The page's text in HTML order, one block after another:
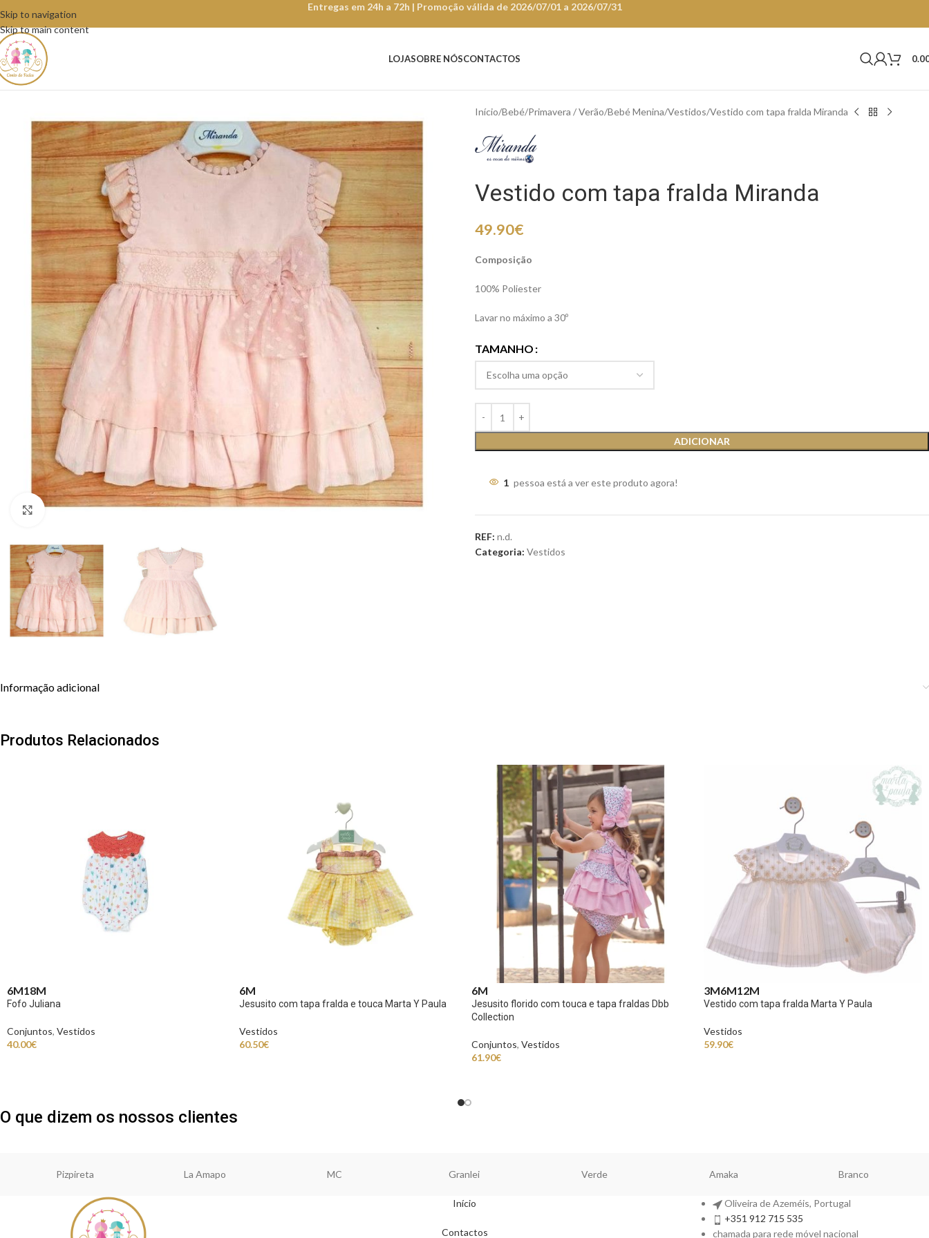
Skip to navigation
Skip to main content
Entregas em 24h a 72h | Promoção válida de 2026/07/01 a 2026/07/31
LOJASOBRE NÓSCONTACTOS
Clique para aumentar
Início Bebé Primavera / Verão Bebé Menina Vestidos Vestido com tapa fralda Miranda
Vestido com tapa fralda Miranda
49.90€
Composição
100% Poliester
Lavar no máximo a 30º
TAMANHO
ADICIONAR
1 pessoa está a ver este produto agora!
REF: n.d.
Categoria: Vestidos
Informação adicional
Produtos Relacionados
6M18M
Fofo Juliana
Conjuntos, Vestidos
40.00€
6M
Jesusito com tapa fralda e touca Marta Y Paula
Vestidos
60.50€
6M
Jesusito florido com touca e tapa fraldas Dbb
Collection
Conjuntos, Vestidos
61.90€
3M6M12M
Vestido com tapa fralda Marta Y Paula
Vestidos
59.90€
O que dizem os nossos clientes
Pizpireta La Amapo MC Granlei Verde Amaka Branco
Início
Contactos
Oliveira de Azeméis, Portugal
+351 912 715 535
chamada para rede móvel nacional